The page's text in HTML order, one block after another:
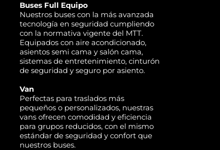
Buses Full Equipo
Nuestros buses con la más avanzada
tecnología en seguridad cumpliendo
con la normativa vigente del MTT.
Equipados con aire acondicionado,
asientos semi cama y salón cama,
sistemas de entretenimiento, cinturón
de seguridad y seguro por asiento.
Van
Perfectas para traslados más
pequeños o personalizados, nuestras
vans ofrecen comodidad y eficiencia
para grupos reducidos, con el mismo
estándar de seguridad y confort que
nuestros buses.